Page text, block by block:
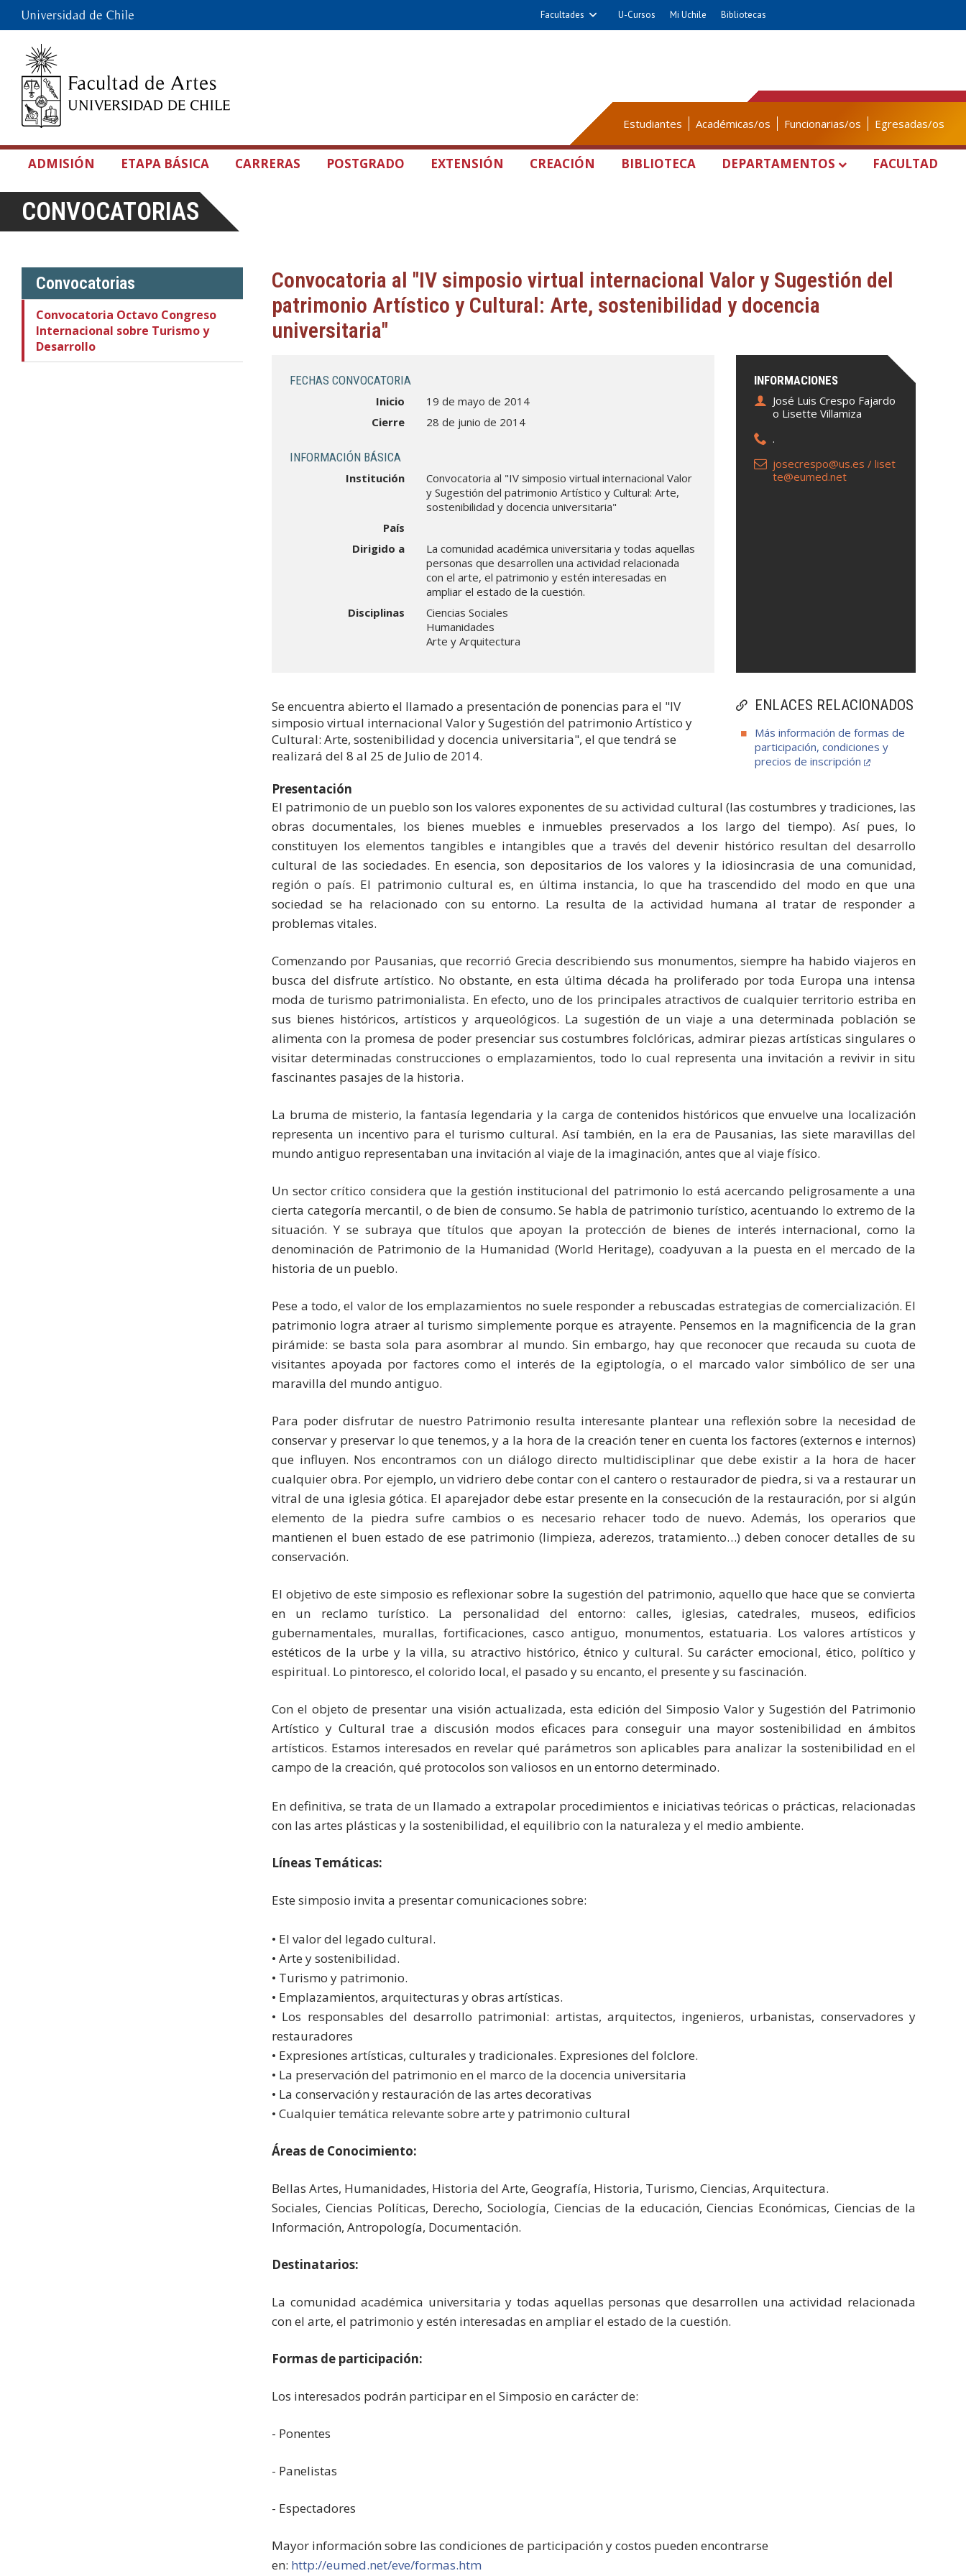
Facultades U-Cursos Mi Uchile Bibliotecas
Estudiantes Académicas/os Funcionarias/os Egresadas/os
ADMISIÓN ETAPA BÁSICA CARRERAS POSTGRADO EXTENSIÓN CREACIÓN BIBLIOTECA DEPARTAMENTOS FACULTAD
CONVOCATORIAS
Convocatorias
Convocatoria Octavo Congreso
Internacional sobre Turismo y
Desarrollo
Convocatoria al "IV simposio virtual internacional Valor y Sugestión del
patrimonio Artístico y Cultural: Arte, sostenibilidad y docencia
universitaria"
INFORMACIONES
José Luis Crespo Fajardo
o Lisette Villamiza
.
josecrespo@us.es / liset
te@eumed.net
FECHAS CONVOCATORIA
Inicio
19 de mayo de 2014
Cierre
28 de junio de 2014
INFORMACIÓN BÁSICA
Institución
Convocatoria al "IV simposio virtual internacional Valor
y Sugestión del patrimonio Artístico y Cultural: Arte,
sostenibilidad y docencia universitaria"
País
Dirigido a
La comunidad académica universitaria y todas aquellas
personas que desarrollen una actividad relacionada
con el arte, el patrimonio y estén interesadas en
ampliar el estado de la cuestión.
Disciplinas
Ciencias Sociales
Humanidades
Arte y Arquitectura
ENLACES RELACIONADOS
Más información de formas de
participación, condiciones y
precios de inscripción
Se encuentra abierto el llamado a presentación de ponencias para el "IV
simposio virtual internacional Valor y Sugestión del patrimonio Artístico y
Cultural: Arte, sostenibilidad y docencia universitaria", el que tendrá se
realizará del 8 al 25 de Julio de 2014.
Presentación
El patrimonio de un pueblo son los valores exponentes de su actividad cultural (las costumbres y tradiciones, las
obras documentales, los bienes muebles e inmuebles preservados a los largo del tiempo). Así pues, lo
constituyen los elementos tangibles e intangibles que a través del devenir histórico resultan del desarrollo
cultural de las sociedades. En esencia, son depositarios de los valores y la idiosincrasia de una comunidad,
región o país. El patrimonio cultural es, en última instancia, lo que ha trascendido del modo en que una
sociedad se ha relacionado con su entorno. La resulta de la actividad humana al tratar de responder a
problemas vitales.
Comenzando por Pausanias, que recorrió Grecia describiendo sus monumentos, siempre ha habido viajeros en
busca del disfrute artístico. No obstante, en esta última década ha proliferado por toda Europa una intensa
moda de turismo patrimonialista. En efecto, uno de los principales atractivos de cualquier territorio estriba en
sus bienes históricos, artísticos y arqueológicos. La sugestión de un viaje a una determinada población se
alimenta con la promesa de poder presenciar sus costumbres folclóricas, admirar piezas artísticas singulares o
visitar determinadas construcciones o emplazamientos, todo lo cual representa una invitación a revivir in situ
fascinantes pasajes de la historia.
La bruma de misterio, la fantasía legendaria y la carga de contenidos históricos que envuelve una localización
representa un incentivo para el turismo cultural. Así también, en la era de Pausanias, las siete maravillas del
mundo antiguo representaban una invitación al viaje de la imaginación, antes que al viaje físico.
Un sector crítico considera que la gestión institucional del patrimonio lo está acercando peligrosamente a una
cierta categoría mercantil, o de bien de consumo. Se habla de patrimonio turístico, acentuando lo extremo de la
situación. Y se subraya que títulos que apoyan la protección de bienes de interés internacional, como la
denominación de Patrimonio de la Humanidad (World Heritage), coadyuvan a la puesta en el mercado de la
historia de un pueblo.
Pese a todo, el valor de los emplazamientos no suele responder a rebuscadas estrategias de comercialización. El
patrimonio logra atraer al turismo simplemente porque es atrayente. Pensemos en la magnificencia de la gran
pirámide: se basta sola para asombrar al mundo. Sin embargo, hay que reconocer que recauda su cuota de
visitantes apoyada por factores como el interés de la egiptología, o el marcado valor simbólico de ser una
maravilla del mundo antiguo.
Para poder disfrutar de nuestro Patrimonio resulta interesante plantear una reflexión sobre la necesidad de
conservar y preservar lo que tenemos, y a la hora de la creación tener en cuenta los factores (externos e internos)
que influyen. Nos encontramos con un diálogo directo multidisciplinar que debe existir a la hora de hacer
cualquier obra. Por ejemplo, un vidriero debe contar con el cantero o restaurador de piedra, si va a restaurar un
vitral de una iglesia gótica. El aparejador debe estar presente en la consecución de la restauración, por si algún
elemento de la piedra sufre cambios o es necesario rehacer todo de nuevo. Además, los operarios que
mantienen el buen estado de ese patrimonio (limpieza, aderezos, tratamiento…) deben conocer detalles de su
conservación.
El objetivo de este simposio es reflexionar sobre la sugestión del patrimonio, aquello que hace que se convierta
en un reclamo turístico. La personalidad del entorno: calles, iglesias, catedrales, museos, edificios
gubernamentales, murallas, fortificaciones, casco antiguo, monumentos, estatuaria. Los valores artísticos y
estéticos de la urbe y la villa, su atractivo histórico, étnico y cultural. Su carácter emocional, ético, político y
espiritual. Lo pintoresco, el colorido local, el pasado y su encanto, el presente y su fascinación.
Con el objeto de presentar una visión actualizada, esta edición del Simposio Valor y Sugestión del Patrimonio
Artístico y Cultural trae a discusión modos eficaces para conseguir una mayor sostenibilidad en ámbitos
artísticos. Estamos interesados en revelar qué parámetros son aplicables para analizar la sostenibilidad en el
campo de la creación, qué protocolos son valiosos en un entorno determinado.
En definitiva, se trata de un llamado a extrapolar procedimientos e iniciativas teóricas o prácticas, relacionadas
con las artes plásticas y la sostenibilidad, el equilibrio con la naturaleza y el medio ambiente.
Líneas Temáticas:
Este simposio invita a presentar comunicaciones sobre:
• El valor del legado cultural.
• Arte y sostenibilidad.
• Turismo y patrimonio.
• Emplazamientos, arquitecturas y obras artísticas.
• Los responsables del desarrollo patrimonial: artistas, arquitectos, ingenieros, urbanistas, conservadores y
restauradores
• Expresiones artísticas, culturales y tradicionales. Expresiones del folclore.
• La preservación del patrimonio en el marco de la docencia universitaria
• La conservación y restauración de las artes decorativas
• Cualquier temática relevante sobre arte y patrimonio cultural
Áreas de Conocimiento:
Bellas Artes, Humanidades, Historia del Arte, Geografía, Historia, Turismo, Ciencias, Arquitectura.
Sociales, Ciencias Políticas, Derecho, Sociología, Ciencias de la educación, Ciencias Económicas, Ciencias de la
Información, Antropología, Documentación.
Destinatarios:
La comunidad académica universitaria y todas aquellas personas que desarrollen una actividad relacionada
con el arte, el patrimonio y estén interesadas en ampliar el estado de la cuestión.
Formas de participación:
Los interesados podrán participar en el Simposio en carácter de:
- Ponentes
- Panelistas
- Espectadores
Mayor información sobre las condiciones de participación y costos pueden encontrarse
en: http://eumed.net/eve/formas.htm